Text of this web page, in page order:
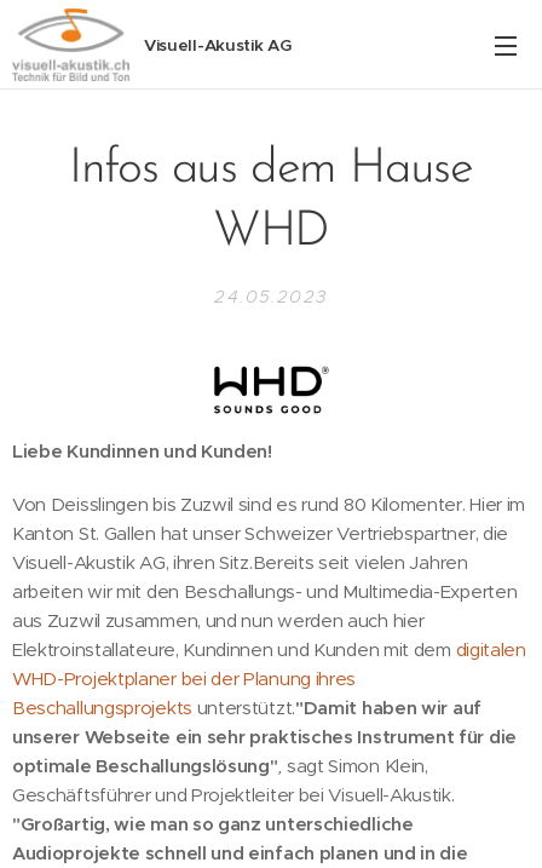
Visuell-Akustik AG
Infos aus dem Hause
WHD
24.05.2023
Liebe Kundinnen und Kunden!
Von Deisslingen bis Zuzwil sind es rund 80 Kilomenter. Hier im
Kanton St. Gallen hat unser Schweizer Vertriebspartner, die
Visuell-Akustik AG, ihren Sitz.Bereits seit vielen Jahren
arbeiten wir mit den Beschallungs- und Multimedia-Experten
aus Zuzwil zusammen, und nun werden auch hier
Elektroinstallateure, Kundinnen und Kunden mit dem digitalen
WHD-Projektplaner bei der Planung ihres
Beschallungsprojekts unterstützt."Damit haben wir auf
unserer Webseite ein sehr praktisches Instrument für die
optimale Beschallungslösung", sagt Simon Klein,
Geschäftsführer und Projektleiter bei Visuell-Akustik.
"Großartig, wie man so ganz unterschiedliche
Audioprojekte schnell und einfach planen und in die